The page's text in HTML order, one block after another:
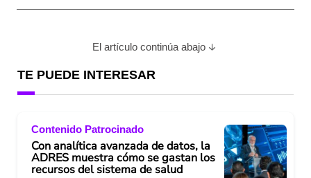
El artículo continúa abajo
TE PUEDE INTERESAR
Contenido Patrocinado
Con analítica avanzada de datos, la
ADRES muestra cómo se gastan los
recursos del sistema de salud